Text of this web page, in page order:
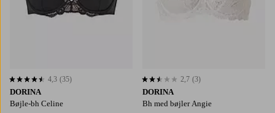
DORINA
Bøjle-bh Celine
4,3 baseret på 35 bedømmelser
4,3 (35)
DORINA
Bh med bøjler Angie
2,7 baseret på 3 bedømmelser
2,7 (3)